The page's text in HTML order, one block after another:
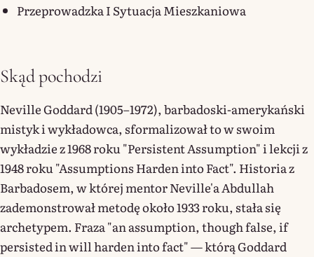
Przeprowadzka I Sytuacja Mieszkaniowa
Skąd pochodzi
Neville Goddard (1905–1972), barbadoski-amerykański
mistyk i wykładowca, sformalizował to w swoim
wykładzie z 1968 roku "Persistent Assumption" i lekcji z
1948 roku "Assumptions Harden into Fact". Historia z
Barbadosem, w której mentor Neville'a Abdullah
zademonstrował metodę około 1933 roku, stała się
archetypem. Fraza "an assumption, though false, if
persisted in will harden into fact" — którą Goddard